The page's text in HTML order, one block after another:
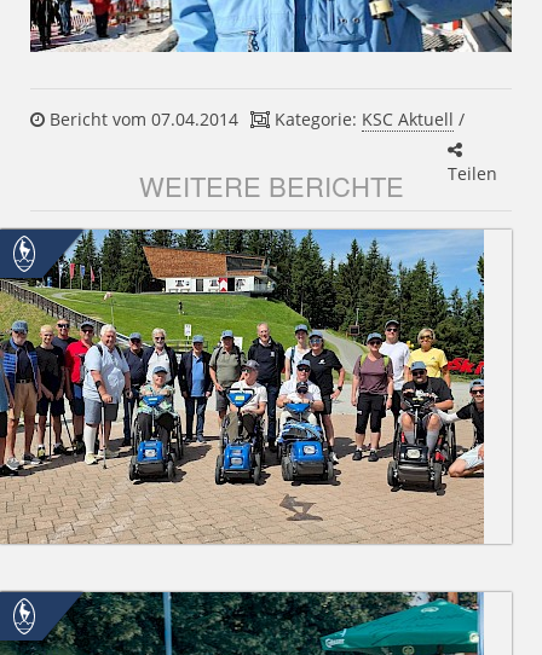
Bericht vom 07.04.2014 Kategorie: KSC Aktuell /
Teilen
WEITERE BERICHTE